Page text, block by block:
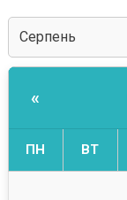
«
ПН ВТ